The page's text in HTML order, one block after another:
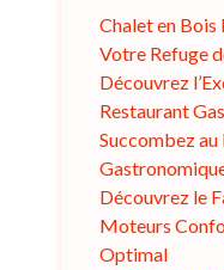
Chalet en Bois
Votre Refuge
Découvrez
Restaurant
Succombez au
Découvrez le
Moteurs
Optimal